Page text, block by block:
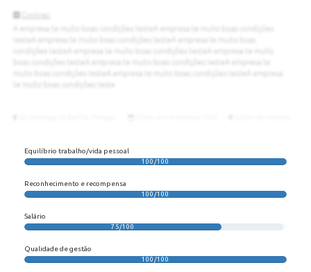
Equilíbrio trabalho/vida pessoal
100/100
Reconhecimento e recompensa
100/100
Salário
75/100
Qualidade de gestão
100/100